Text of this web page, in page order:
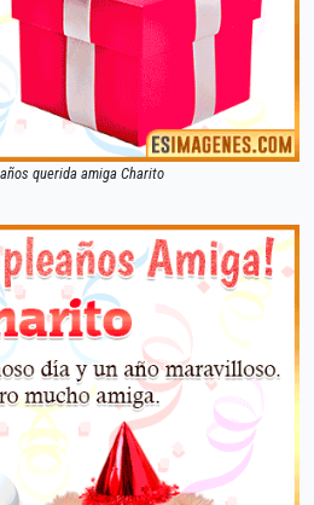
querida amiga Charito